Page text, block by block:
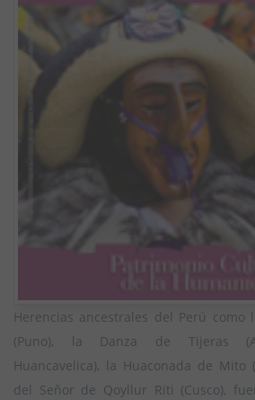
Herencias ancestrales del Perú como
(Puno), la Danza de Tijeras
Huancavelica), la Huaconada de Mito
del Señor de Qoyllur Riti (Cusco),